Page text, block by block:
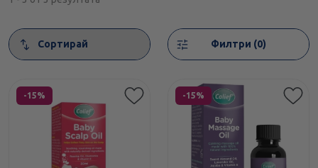
Сортирай
Филтри (0)
Етикети
-15% Етикети
-15%